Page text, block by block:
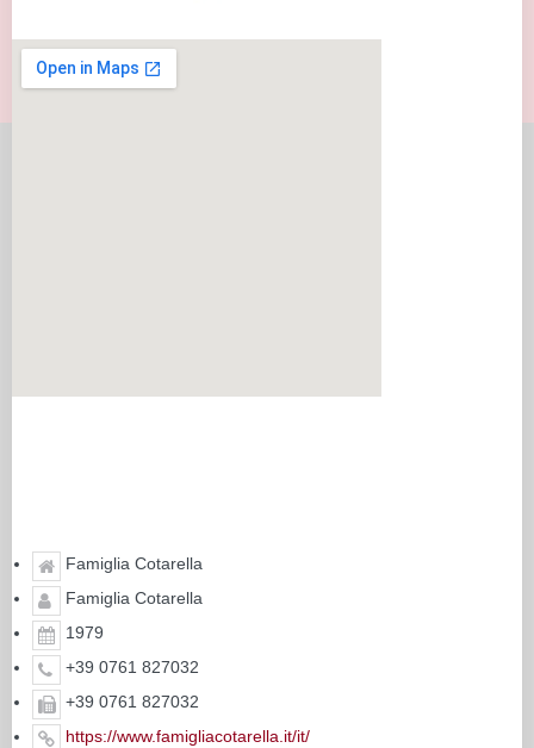
Famiglia Cotarella
Famiglia Cotarella
1979
+39 0761 827032
+39 0761 827032
https://www.famigliacotarella.it/it/